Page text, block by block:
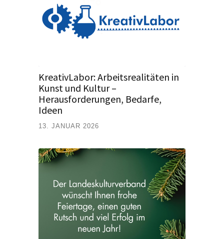
KreativLabor: Arbeitsrealitäten in
Kunst und Kultur –
Herausforderungen, Bedarfe,
Ideen
13. JANUAR 2026